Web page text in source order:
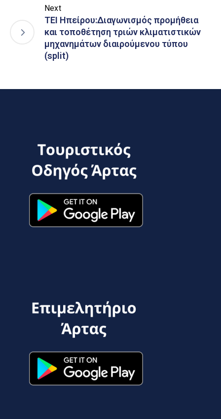
Next
ΤΕΙ Ηπείρου:Διαγωνισμός προμήθεια
και τοποθέτηση τριών κλιματιστικών
μηχανημάτων διαιρούμενου τύπου
(split)